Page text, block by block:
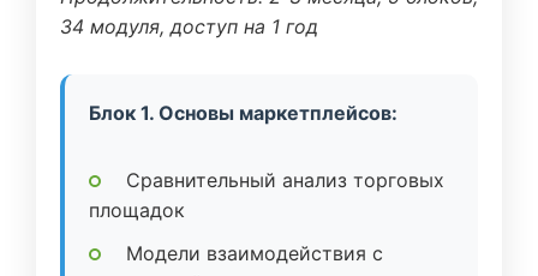
34 модуля, доступ на 1 год
Блок 1. Основы маркетплейсов:
Сравнительный анализ торговых
площадок
Модели взаимодействия с